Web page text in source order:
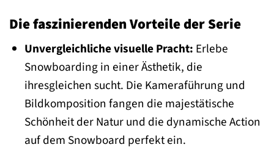
Die faszinierenden Vorteile der Serie
Unvergleichliche visuelle Pracht: Erlebe
Snowboarding in einer Ästhetik, die
ihresgleichen sucht. Die Kameraführung und
Bildkomposition fangen die majestätische
Schönheit der Natur und die dynamische Action
auf dem Snowboard perfekt ein.